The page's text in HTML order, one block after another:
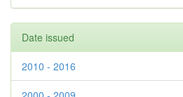
Date issued
2010 - 2016